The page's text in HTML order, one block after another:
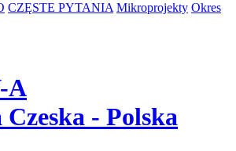
CZĘSTE PYTANIA Mikroprojekty Okres
A
- Polska